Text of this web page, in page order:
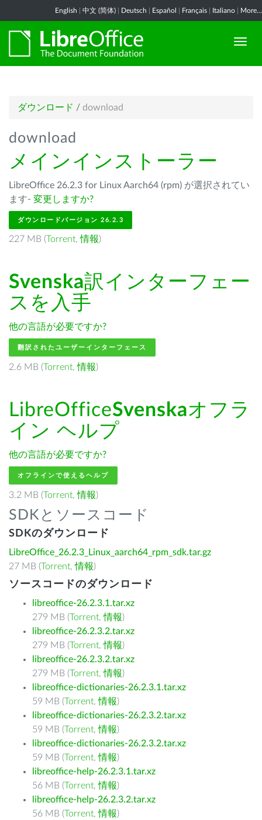
English 中文 (简体) Deutsch Español Français Italiano More...
ダウンロード / download
download
メインインストーラー
LibreOffice 26.2.3 for Linux Aarch64 (rpm) が選択されてい
ます- 変更しますか?
ダウンロードバージョン 26.2.3
227 MB (Torrent,情報)
Svenska訳インターフェー
スを入手
他の言語が必要ですか?
翻訳されたユーザーインターフェース
2.6 MB (Torrent,情報)
LibreOfficeSvenskaオフラ
イン ヘルプ
他の言語が必要ですか?
オフラインで使えるヘルプ
3.2 MB (Torrent,情報)
SDKとソースコード
SDKのダウンロード
LibreOffice_26.2.3_Linux_aarch64_rpm_sdk.tar.gz
27 MB (Torrent,情報)
ソースコードのダウンロード
libreoffice-26.2.3.1.tar.xz
279 MB (Torrent,情報)
libreoffice-26.2.3.2.tar.xz
279 MB (Torrent,情報)
libreoffice-26.2.3.2.tar.xz
279 MB (Torrent,情報)
libreoffice-dictionaries-26.2.3.1.tar.xz
59 MB (Torrent,情報)
libreoffice-dictionaries-26.2.3.2.tar.xz
59 MB (Torrent,情報)
libreoffice-dictionaries-26.2.3.2.tar.xz
59 MB (Torrent,情報)
libreoffice-help-26.2.3.1.tar.xz
56 MB (Torrent,情報)
libreoffice-help-26.2.3.2.tar.xz
56 MB (Torrent,情報)